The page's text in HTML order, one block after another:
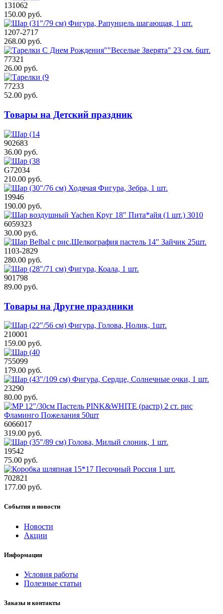
131062
150.00 руб.
1207-2717
268.00 руб.
77321
26.00 руб.
77233
52.00 руб.
Товары на Детский праздник
902683
36.00 руб.
G72034
210.00 руб.
19946
190.00 руб.
6059323
30.00 руб.
1103-2829
280.00 руб.
901798
89.00 руб.
Товары на Другие праздники
210001
159.00 руб.
755099
179.00 руб.
23290
80.00 руб.
6066017
319.00 руб.
19542
75.00 руб.
702821
177.00 руб.
События и новости
Новости
Акции
Информация
Условия работы
Полезные статьи
Заказы и контакты